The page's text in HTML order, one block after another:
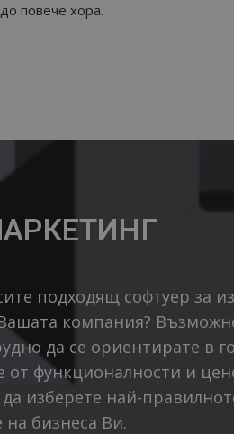
повече хора.
подходящ софтуер за
компания?
да се ориентирате в
от функционалности и
изберете най-
на бизнеса Ви.